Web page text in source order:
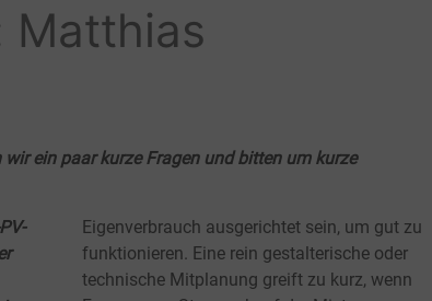
Matthias
wir ein paar kurze Fragen und bitten um kurze
Eigenverbrauch ausgerichtet sein, um gut zu
funktionieren. Eine rein gestalterische oder
technische Mitplanung greift zu kurz, wenn